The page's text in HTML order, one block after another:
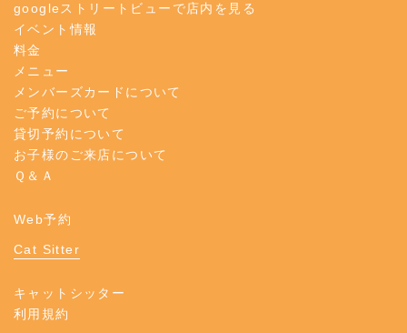
googleストリートビューで店内を見る
イベント情報
料金
メニュー
メンバーズカードについて
ご予約について
貸切予約について
お子様のご来店について
Ｑ＆Ａ
Web予約
Cat Sitter
キャットシッター
利用規約